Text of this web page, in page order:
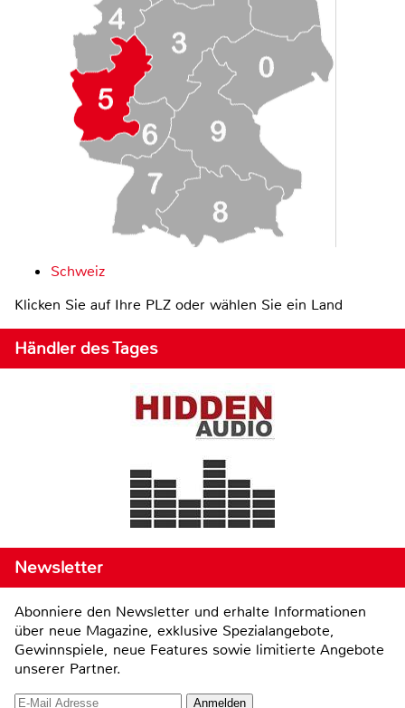
Schweiz
Klicken Sie auf Ihre PLZ oder wählen Sie ein Land
Händler des Tages
Newsletter
Abonniere den Newsletter und erhalte Informationen
über neue Magazine, exklusive Spezialangebote,
Gewinnspiele, neue Features sowie limitierte Angebote
unserer Partner.